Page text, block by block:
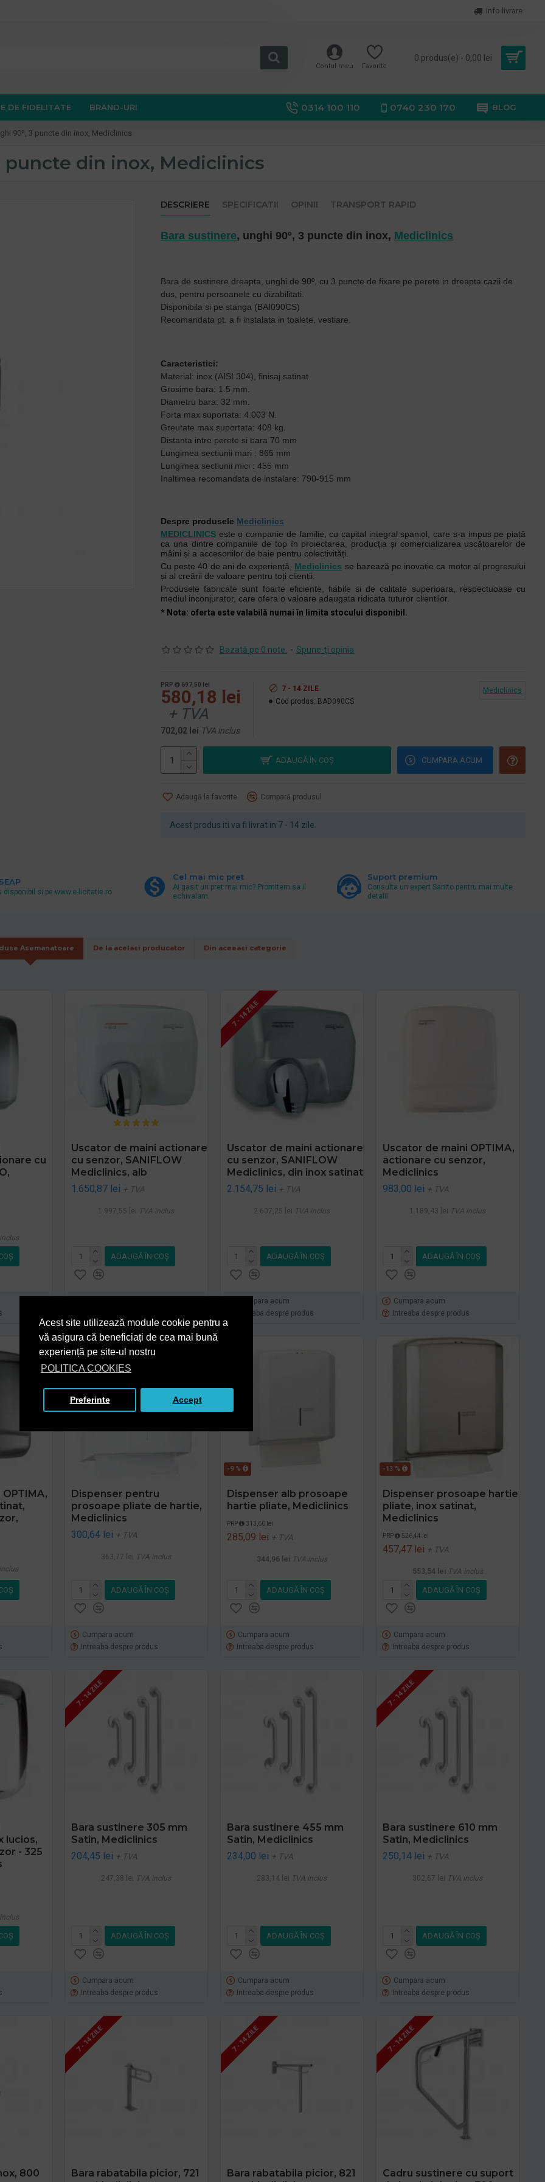
Acest site utilizează module cookie pentru a
vă asigura că beneficiați de cea mai bună
experiență pe site-ul nostru
POLITICA COOKIES
Preferinte Accept
Info livrare
Contul meu Favorite
0 produs(e) - 0,00 lei
DE FIDELITATE BRAND-URI 0314 100 110 0740 230 170 BLOG
90º, 3 puncte din inox, Mediclinics
puncte din inox, Mediclinics
DESCRIERE SPECIFICATII OPINII TRANSPORT RAPID
Bara sustinere, unghi 90º, 3 puncte din inox, Mediclinics
Bara de sustinere dreapta, unghi de 90º, cu 3 puncte de fixare pe perete in dreapta cazii de
dus, pentru persoanele cu dizabilitati.
Disponibila si pe stanga (BAI090CS)
Recomandata pt. a fi instalata in toalete, vestiare.
Caracteristici:
Material: inox (AISI 304), finisaj satinat.
Grosime bara: 1.5 mm.
Diametru bara: 32 mm.
Forta max suportata: 4.003 N.
Greutate max suportata: 408 kg.
Distanta intre perete si bara 70 mm
Lungimea sectiunii mari : 865 mm
Lungimea sectiunii mici : 455 mm
Inaltimea recomandata de instalare: 790-915 mm
Despre produsele Mediclinics
MEDICLINICS este o companie de familie, cu capital integral spaniol, care s-a impus pe piață
ca una dintre companiile de top în proiectarea, producția și comercializarea uscătoarelor de
mâini și a accesoriilor de baie pentru colectivități.
Cu peste 40 de ani de experiență, Mediclinics se bazează pe inovație ca motor al progresului
și al creării de valoare pentru toți clienții.
Produsele fabricate sunt foarte eficiente, fiabile si de calitate superioara, respectuoase cu
mediul inconjurator, care ofera o valoare adaugata ridicata tuturor clientilor.
* Nota: oferta este valabilă numai în limita stocului disponibil.
Acest produs iti va fi livrat in 7 - 14 zile.
Bazată pe 0 note. - Spune-ţi opinia
PRP 697,50 lei
580,18 lei
+ TVA
702,02 lei TVA inclus
7 - 14 ZILE
Cod produs: BAD090CS
Mediclinics
ADAUGĂ ÎN COŞ CUMPARA ACUM
Adaugă la favorite Compară produsul
disponibil si pe www.e-licitatie.ro
Cel mai mic pret
Ai gasit un pret mai mic? Promitem sa il
echivalam.
Suport premium
Consulta un expert Sanito pentru mai multe
detalii
Asemanatoare De la acelasi producator Din aceeasi categorie
cu
Uscator de maini actionare
cu senzor, SANIFLOW
Mediclinics, alb
1.650,87 lei + TVA
1.997,55 lei TVA inclus
ADAUGĂ ÎN COŞ
7 - 14 ZILE
Uscator de maini actionare
cu senzor, SANIFLOW
Mediclinics, din inox satinat
2.154,75 lei + TVA
2.607,25 lei TVA inclus
ADAUGĂ ÎN COŞ
Cumpara acum
Intreaba despre produs
Uscator de maini OPTIMA,
actionare cu senzor,
Mediclinics
983,00 lei + TVA
1.189,43 lei TVA inclus
ADAUGĂ ÎN COŞ
Cumpara acum
Intreaba despre produs
Dispenser pentru
prosoape pliate de hartie,
Mediclinics
300,64 lei + TVA
363,77 lei TVA inclus
ADAUGĂ ÎN COŞ
Cumpara acum
Intreaba despre produs
-9 %
Dispenser alb prosoape
hartie pliate, Mediclinics
PRP 313,60 lei
285,09 lei + TVA
344,96 lei TVA inclus
ADAUGĂ ÎN COŞ
Cumpara acum
Intreaba despre produs
-13 %
Dispenser prosoape hartie
pliate, inox satinat,
Mediclinics
PRP 526,44 lei
457,47 lei + TVA
553,54 lei TVA inclus
ADAUGĂ ÎN COŞ
Cumpara acum
Intreaba despre produs
lucios,
- 325
7 - 14 ZILE
Bara sustinere 305 mm
Satin, Mediclinics
204,45 lei + TVA
247,38 lei TVA inclus
ADAUGĂ ÎN COŞ
Cumpara acum
Intreaba despre produs
Bara sustinere 455 mm
Satin, Mediclinics
234,00 lei + TVA
283,14 lei TVA inclus
ADAUGĂ ÎN COŞ
Cumpara acum
Intreaba despre produs
7 - 14 ZILE
Bara sustinere 610 mm
Satin, Mediclinics
250,14 lei + TVA
302,67 lei TVA inclus
ADAUGĂ ÎN COŞ
Cumpara acum
Intreaba despre produs
800
7 - 14 ZILE
Bara rabatabila picior, 721
7 - 14 ZILE
Bara rabatabila picior, 821
7 - 14 ZILE
Cadru sustinere cu suport